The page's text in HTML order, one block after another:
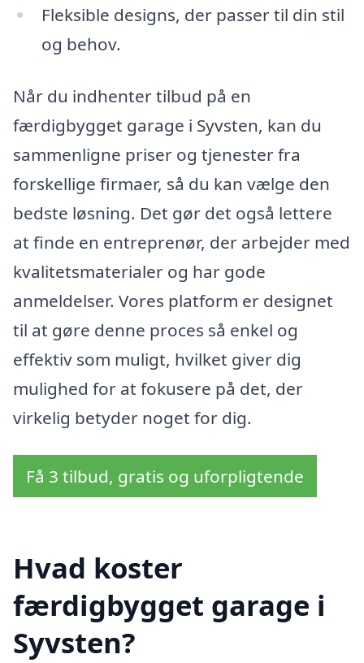
Fleksible designs, der passer til din stil
og behov.
Når du indhenter tilbud på en
færdigbygget garage i Syvsten, kan du
sammenligne priser og tjenester fra
forskellige firmaer, så du kan vælge den
bedste løsning. Det gør det også lettere
at finde en entreprenør, der arbejder med
kvalitetsmaterialer og har gode
anmeldelser. Vores platform er designet
til at gøre denne proces så enkel og
effektiv som muligt, hvilket giver dig
mulighed for at fokusere på det, der
virkelig betyder noget for dig.
Få 3 tilbud, gratis og uforpligtende
Hvad koster
færdigbygget garage i
Syvsten?